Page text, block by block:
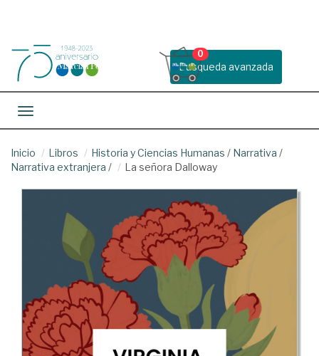
Busqueda avanzada
0
Toggle navigation
Inicio Libros Historia y Ciencias Humanas / Narrativa /
Narrativa extranjera / La señora Dalloway